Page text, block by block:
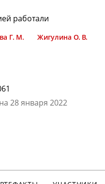
работали
Г. М. Жигулина О. В.
28 января 2022